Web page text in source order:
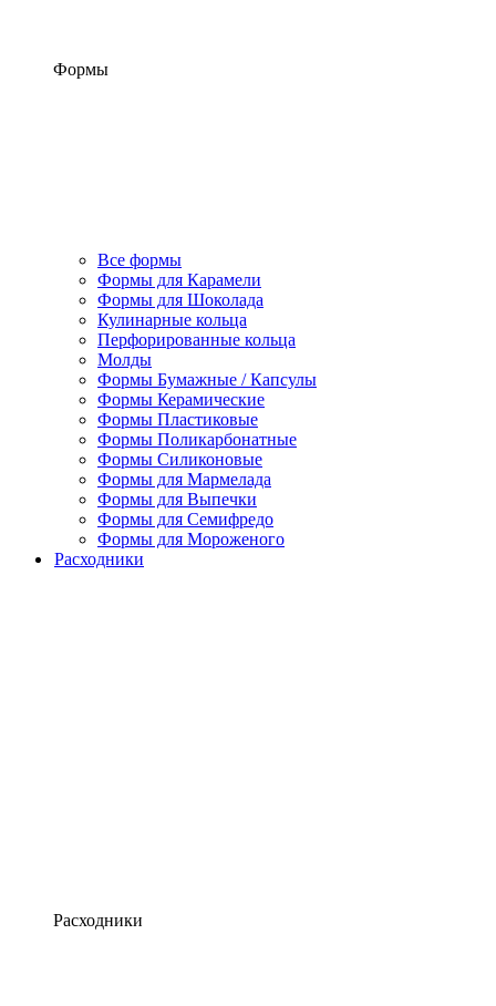
Формы
Все формы
Формы для Карамели
Формы для Шоколада
Кулинарные кольца
Перфорированные кольца
Молды
Формы Бумажные / Капсулы
Формы Керамические
Формы Пластиковые
Формы Поликарбонатные
Формы Силиконовые
Формы для Мармелада
Формы для Выпечки
Формы для Семифредо
Формы для Мороженого
Расходники
Расходники